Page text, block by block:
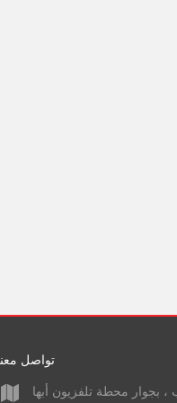
تواصل
، بجوار محطة تلفزيون أبها